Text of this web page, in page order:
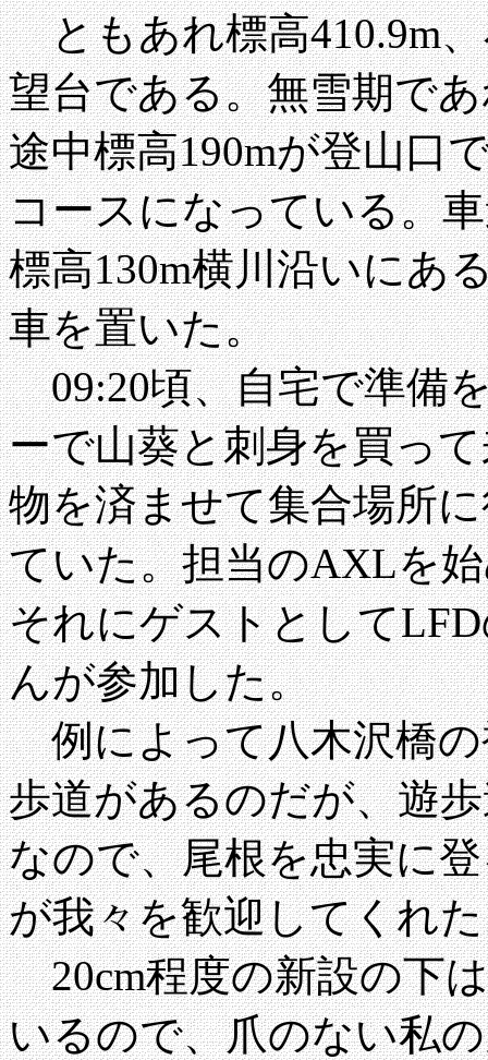
ともあれ標高410.9m、
望台である。無雪期で
途中標高190mが登山口
コースになっている。
標高130m横川沿いにあ
車を置いた。
09:20頃、自宅で準備
ーで山葵と刺身を買っ
物を済ませて集合場所
ていた。担当のAXLを
それにゲストとして
んが参加した。
例によって八木沢橋の
歩道があるのだが、遊
なので、尾根を忠実に
が我々を歓迎してくれ
20cm程度の新設の下
いるので、爪のない私